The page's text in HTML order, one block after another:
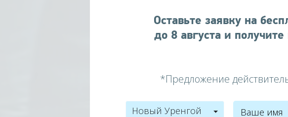
Оставьте заявку на
до 8 августа и
*Предложение
Новый Уренгой